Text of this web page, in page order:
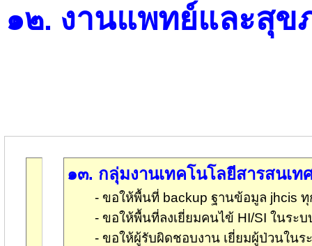
๑๒. งานแพทย์และสุข
๑๓. กลุ่มงานเทคโนโลยีสารสนเท
- ขอให้พื้นที่ backup ฐานข้อมูล jhcis ทุ
- ขอให้พื้นที่ลงเยี่ยมคนไข้ HI/SI ในระ
- ขอให้ผู้รับผิดชอบงาน เยี่ยมผู้ป่วนใน